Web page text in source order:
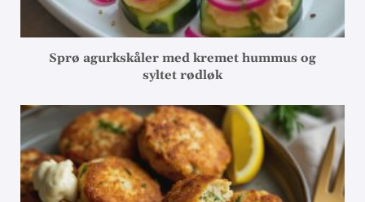
Sprø agurkskåler med kremet hummus og
syltet rødløk